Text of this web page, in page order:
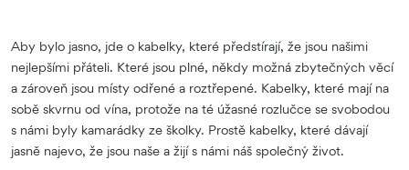
Aby bylo jasno, jde o kabelky, které předstírají, že jsou našimi
nejlepšími přáteli. Které jsou plné, někdy možná zbytečných věcí
a zároveň jsou místy odřené a roztřepené. Kabelky, které mají na
sobě skvrnu od vína, protože na té úžasné rozlučce se svobodou
s námi byly kamarádky ze školky. Prostě kabelky, které dávají
jasně najevo, že jsou naše a žijí s námi náš společný život.